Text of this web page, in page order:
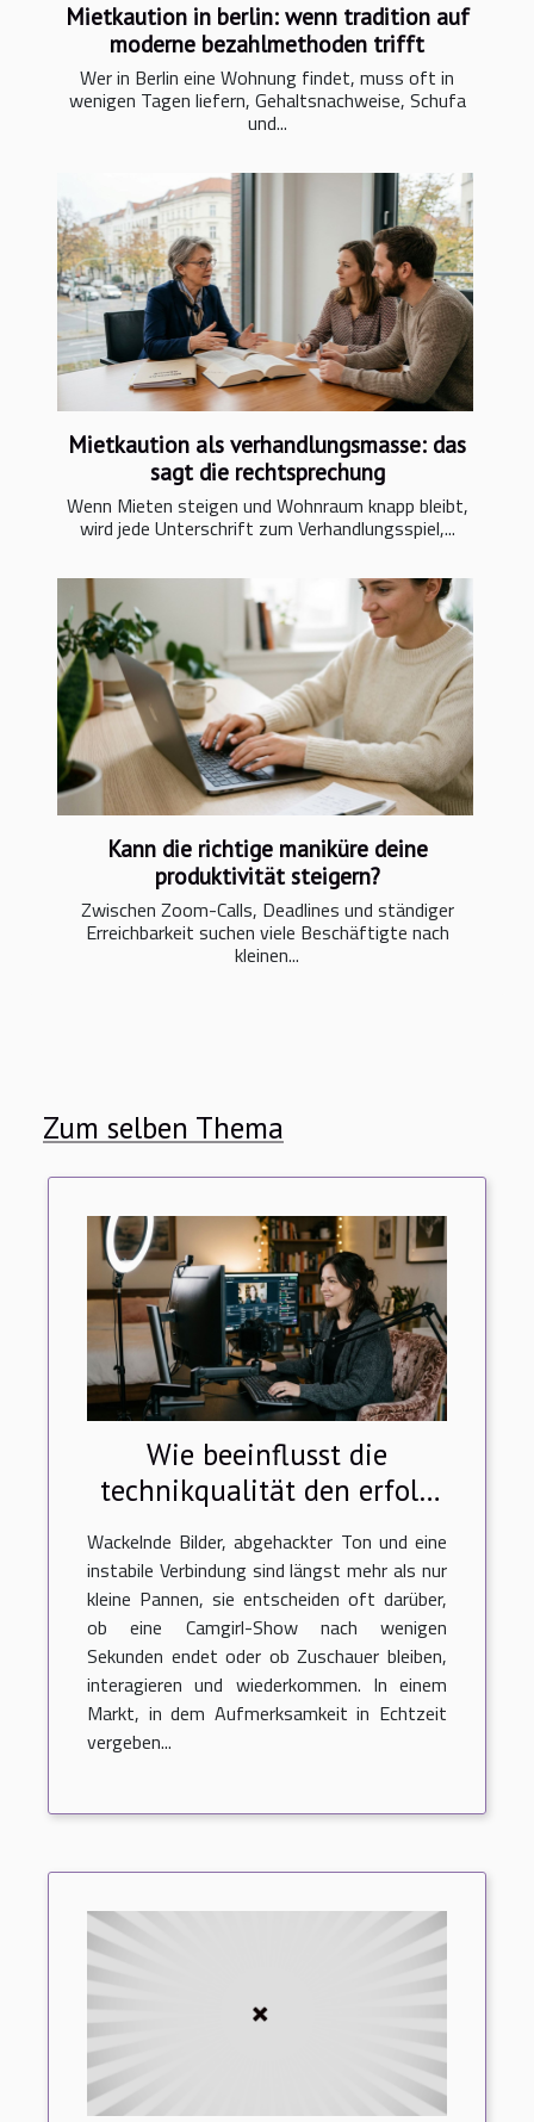
Mietkaution in berlin: wenn tradition auf
moderne bezahlmethoden trifft
Wer in Berlin eine Wohnung findet, muss oft in
wenigen Tagen liefern, Gehaltsnachweise, Schufa
und...
Mietkaution als verhandlungsmasse: das
sagt die rechtsprechung
Wenn Mieten steigen und Wohnraum knapp bleibt,
wird jede Unterschrift zum Verhandlungsspiel,...
Kann die richtige maniküre deine
produktivität steigern?
Zwischen Zoom-Calls, Deadlines und ständiger
Erreichbarkeit suchen viele Beschäftigte nach
kleinen...
Zum selben Thema
Wie beeinflusst die
technikqualität den erfolg
einer camgirl-show?
Wackelnde Bilder, abgehackter Ton und eine
instabile Verbindung sind längst mehr als nur
kleine Pannen, sie entscheiden oft darüber,
ob eine Camgirl-Show nach wenigen
Sekunden endet oder ob Zuschauer bleiben,
interagieren und wiederkommen. In einem
Markt, in dem Aufmerksamkeit in Echtzeit
vergeben...